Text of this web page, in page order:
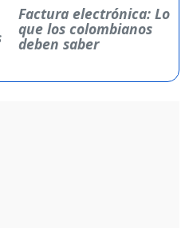
Factura electrónica: Lo
que los colombianos
deben saber